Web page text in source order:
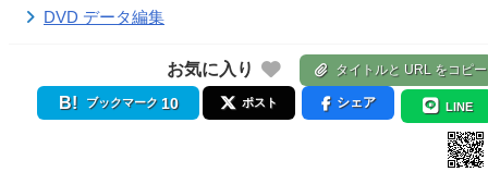
DVD データ編集
お気に入り タイトルと URL をコピー
ブックマーク 10 ポスト シェア LINE